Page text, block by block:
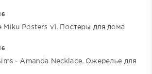
Miku Posters v1. Постеры для дома
- Amanda Necklace. Ожерелье для